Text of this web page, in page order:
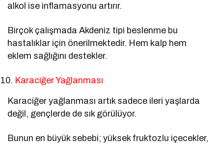
alkol ise inflamasyonu artırır.
Birçok çalışmada Akdeniz tipi beslenme bu
hastalıklar için önerilmektedir. Hem kalp hem
eklem sağlığını destekler.
Karaciğer Yağlanması
Karaciğer yağlanması artık sadece ileri yaşlarda
değil, gençlerde de sık görülüyor.
Bunun en büyük sebebi; yüksek fruktozlu içecekler,